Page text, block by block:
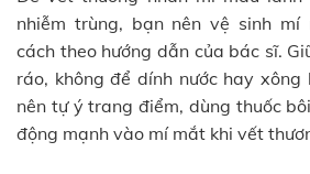
nhiễm trùng, bạn nên vệ sinh
cách theo hướng dẫn của bác sĩ.
ráo, không để dính nước hay xông
nên tự ý trang điểm, dùng thuốc
động mạnh vào mí mắt khi vết